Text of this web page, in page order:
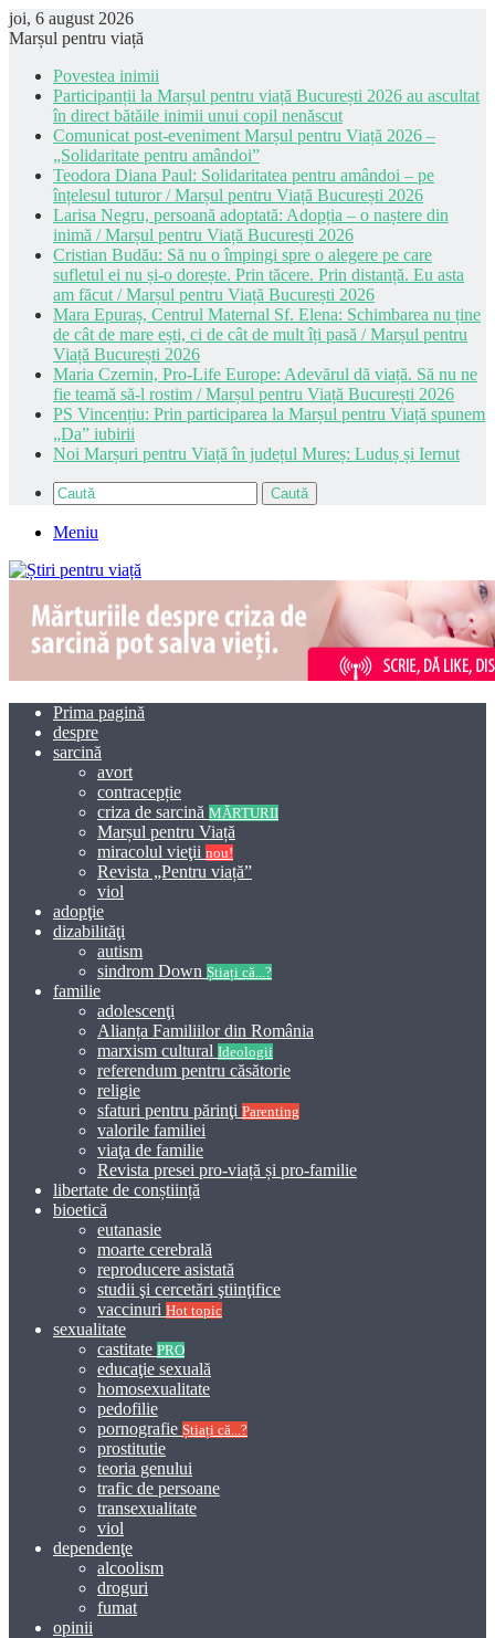
joi, 6 august 2026
Marșul pentru viață
Povestea inimii
Participanții la Marșul pentru viață București 2026 au ascultat
în direct bătăile inimii unui copil nenăscut
Comunicat post-eveniment Marșul pentru Viață 2026 –
„Solidaritate pentru amândoi”
Teodora Diana Paul: Solidaritatea pentru amândoi – pe
înțelesul tuturor / Marșul pentru Viață București 2026
Larisa Negru, persoană adoptată: Adopția – o naștere din
inimă / Marșul pentru Viață București 2026
Cristian Budău: Să nu o împingi spre o alegere pe care
sufletul ei nu și-o dorește. Prin tăcere. Prin distanță. Eu asta
am făcut / Marșul pentru Viață București 2026
Mara Epuraș, Centrul Maternal Sf. Elena: Schimbarea nu ține
de cât de mare ești, ci de cât de mult îți pasă / Marșul pentru
Viață București 2026
Maria Czernin, Pro-Life Europe: Adevărul dă viață. Să nu ne
fie teamă să-l rostim / Marșul pentru Viață București 2026
PS Vincențiu: Prin participarea la Marșul pentru Viață spunem
„Da” iubirii
Noi Marșuri pentru Viață în județul Mureș: Luduș și Iernut
Caută
Meniu
Prima pagină
despre
sarcină
avort
contracepție
criza de sarcină MĂRTURII
Marșul pentru Viață
miracolul vieţii nou!
Revista „Pentru viață”
viol
adopţie
dizabilităţi
autism
sindrom Down Știați că...?
familie
adolescenţi
Alianța Familiilor din România
marxism cultural Ideologii
referendum pentru căsătorie
religie
sfaturi pentru părinţi Parenting
valorile familiei
viaţa de familie
Revista presei pro-viață și pro-familie
libertate de conștiință
bioetică
eutanasie
moarte cerebrală
reproducere asistată
studii şi cercetări ştiinţifice
vaccinuri Hot topic
sexualitate
castitate PRO
educaţie sexuală
homosexualitate
pedofilie
pornografie Știați că...?
prostitutie
teoria genului
trafic de persoane
transexualitate
viol
dependenţe
alcoolism
droguri
fumat
opinii